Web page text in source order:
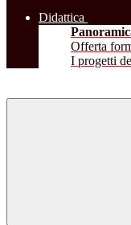
Didattica
Offerta
I progetti